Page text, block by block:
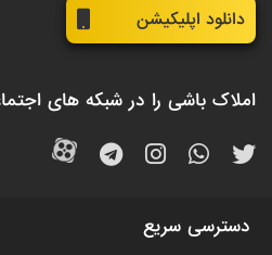
دانلود اپلیکیشن
املاک باشی را در شبکه های
دسترسی سریع